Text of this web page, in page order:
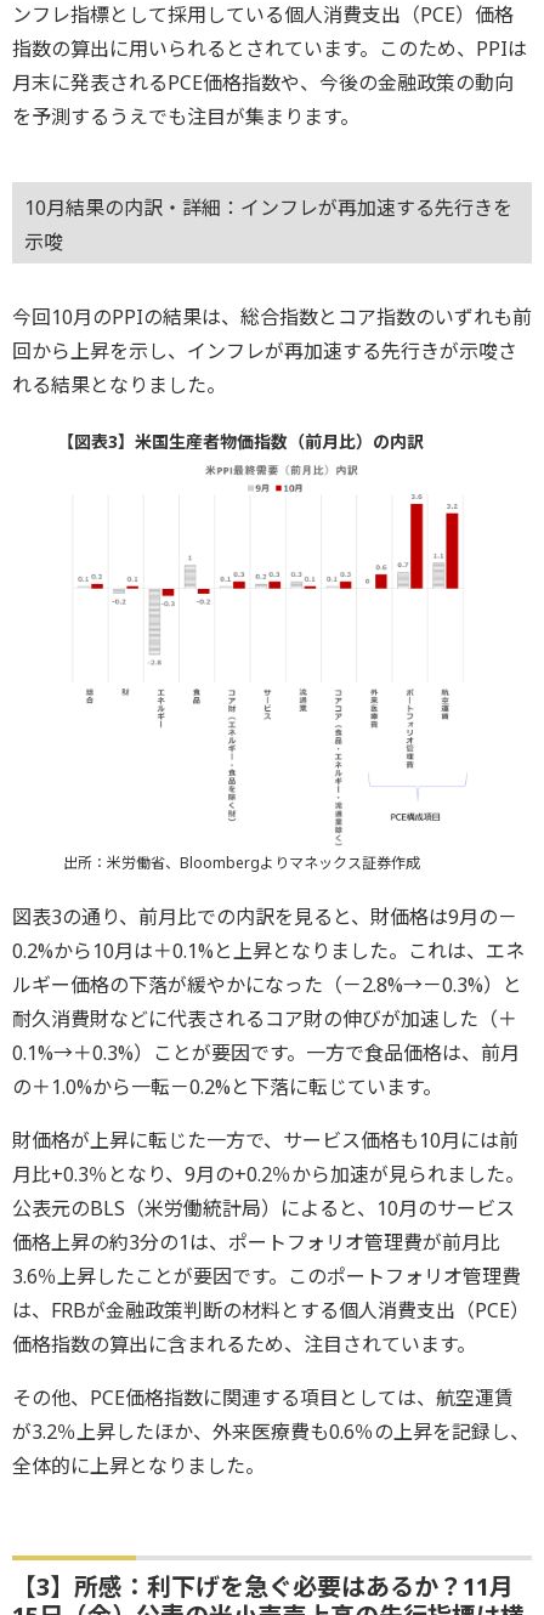
ンフレ指標として採用している個人消費支出（PCE）価格
指数の算出に用いられるとされています。このため、PPIは
月末に発表されるPCE価格指数や、今後の金融政策の動向
を予測するうえでも注目が集まります。
10月結果の内訳・詳細：インフレが再加速する先行きを
示唆
今回10月のPPIの結果は、総合指数とコア指数のいずれも前
回から上昇を示し、インフレが再加速する先行きが示唆さ
れる結果となりました。
【図表3】米国生産者物価指数（前月比）の内訳
出所：米労働省、Bloombergよりマネックス証券作成
図表3の通り、前月比での内訳を見ると、財価格は9月の－
0.2%から10月は＋0.1%と上昇となりました。これは、エネ
ルギー価格の下落が緩やかになった（－2.8%→－0.3%）と
耐久消費財などに代表されるコア財の伸びが加速した（＋
0.1%→＋0.3%）ことが要因です。一方で食品価格は、前月
の＋1.0%から一転－0.2%と下落に転じています。
財価格が上昇に転じた一方で、サービス価格も10月には前
月比+0.3％となり、9月の+0.2％から加速が見られました。
公表元のBLS（米労働統計局）によると、10月のサービス
価格上昇の約3分の1は、ポートフォリオ管理費が前月比
3.6％上昇したことが要因です。このポートフォリオ管理費
は、FRBが金融政策判断の材料とする個人消費支出（PCE）
価格指数の算出に含まれるため、注目されています。
その他、PCE価格指数に関連する項目としては、航空運賃
が3.2％上昇したほか、外来医療費も0.6％の上昇を記録し、
全体的に上昇となりました。
【3】所感：利下げを急ぐ必要はあるか？11月